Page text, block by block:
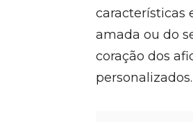
características
amada ou do
coração dos
personalizados.